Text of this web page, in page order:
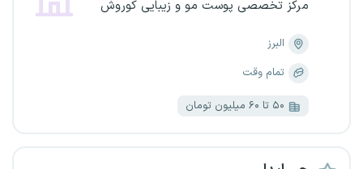
مرکز تخصصی پوست مو و زیبایی کوروش
البرز
تمام وقت
۵۰ تا ۶۰ میلیون تومان